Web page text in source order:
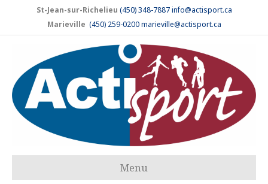
St-Jean-sur-Richelieu (450) 348-7887info@actisport.ca
Marieville (450) 259-0200marieville@actisport.ca
Menu